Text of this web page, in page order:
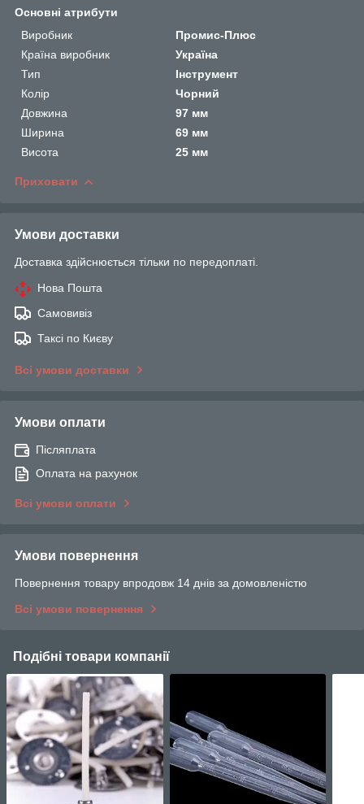
Основні атрибути
Виробник
Промис-Плюс
Країна виробник
Україна
Тип
Інструмент
Колір
Чорний
Довжина
97 мм
Ширина
69 мм
Висота
25 мм
Приховати
Умови доставки
Доставка здійснюється тільки по передоплаті.
Нова Пошта
Самовивіз
Таксі по Києву
Всі умови доставки
Умови оплати
Післяплата
Оплата на рахунок
Всі умови оплати
Умови повернення
Повернення товару впродовж 14 днів за домовленістю
Всі умови повернення
Подібні товари компанії